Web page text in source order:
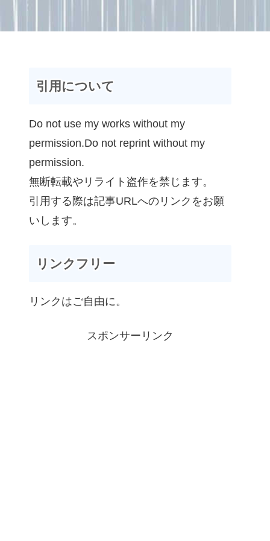
引用について
Do not use my works without my
permission.Do not reprint without my
permission.
無断転載やリライト盗作を禁じます。
引用する際は記事URLへのリンクをお願
いします。
リンクフリー
リンクはご自由に。
スポンサーリンク